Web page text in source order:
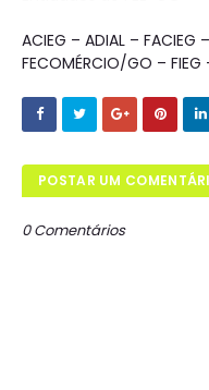
ACIEG – ADIAL – FACIEG
FECOMÉRCIO/GO –
POSTAR UM
0 Comentários